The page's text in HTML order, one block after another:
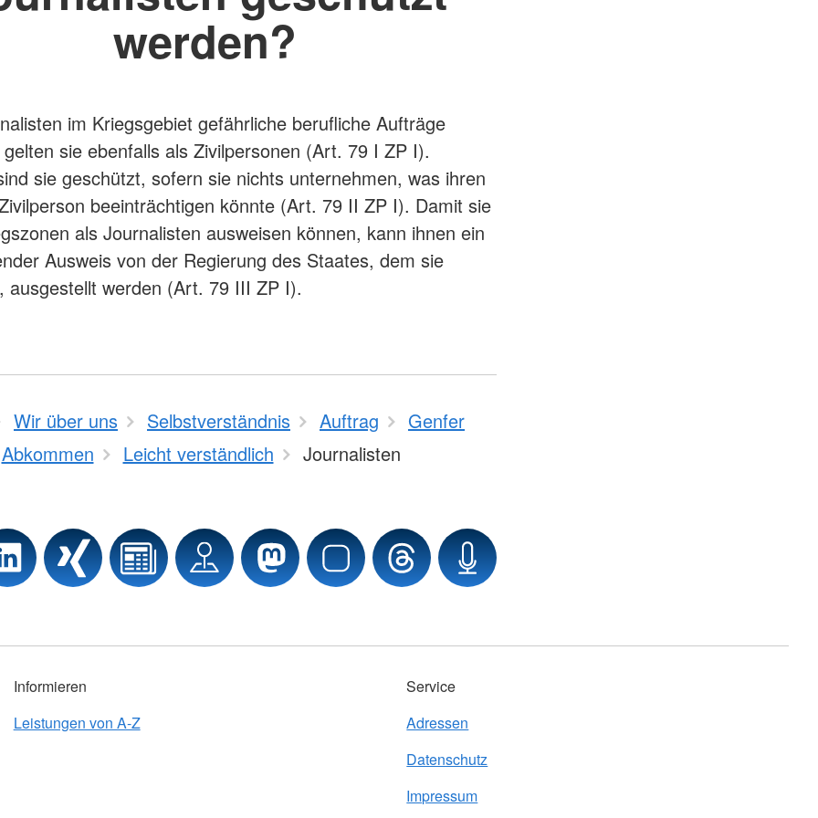
werden?
im Kriegsgebiet gefährliche berufliche Aufträge
sie ebenfalls als Zivilpersonen (Art. 79 I ZP I).
sie geschützt, sofern sie nichts unternehmen, was ihren
beeinträchtigen könnte (Art. 79 II ZP I). Damit sie
als Journalisten ausweisen können, kann ihnen ein
Ausweis von der Regierung des Staates, dem sie
ausgestellt werden (Art. 79 III ZP I).
Wir über uns Selbstverständnis Auftrag
Genfer
Abkommen
Leicht verständlich Journalisten
Informieren
Leistungen von A-Z
Service
Adressen
Datenschutz
Impressum